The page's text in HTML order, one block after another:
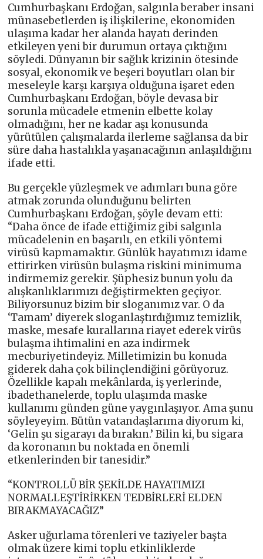
Cumhurbaşkanı Erdoğan, salgınla beraber insani
münasebetlerden iş ilişkilerine, ekonomiden
ulaşıma kadar her alanda hayatı derinden
etkileyen yeni bir durumun ortaya çıktığını
söyledi. Dünyanın bir sağlık krizinin ötesinde
sosyal, ekonomik ve beşeri boyutları olan bir
meseleyle karşı karşıya olduğuna işaret eden
Cumhurbaşkanı Erdoğan, böyle devasa bir
sorunla mücadele etmenin elbette kolay
olmadığını, her ne kadar aşı konusunda
yürütülen çalışmalarda ilerleme sağlansa da bir
süre daha hastalıkla yaşanacağının anlaşıldığını
ifade etti.
Bu gerçekle yüzleşmek ve adımları buna göre
atmak zorunda olunduğunu belirten
Cumhurbaşkanı Erdoğan, şöyle devam etti:
“Daha önce de ifade ettiğimiz gibi salgınla
mücadelenin en başarılı, en etkili yöntemi
virüsü kapmamaktır. Günlük hayatımızı idame
ettirirken virüsün bulaşma riskini minimuma
indirmemiz gerekir. Şüphesiz bunun yolu da
alışkanlıklarımızı değiştirmekten geçiyor.
Biliyorsunuz bizim bir sloganımız var. O da
‘Tamam’ diyerek sloganlaştırdığımız temizlik,
maske, mesafe kurallarına riayet ederek virüs
bulaşma ihtimalini en aza indirmek
mecburiyetindeyiz. Milletimizin bu konuda
giderek daha çok bilinçlendiğini görüyoruz.
Özellikle kapalı mekânlarda, iş yerlerinde,
ibadethanelerde, toplu ulaşımda maske
kullanımı günden güne yaygınlaşıyor. Ama şunu
söyleyeyim. Bütün vatandaşlarıma diyorum ki,
‘Gelin şu sigarayı da bırakın.’ Bilin ki, bu sigara
da koronanın bu noktada en önemli
etkenlerinden bir tanesidir.”
“KONTROLLÜ BİR ŞEKİLDE HAYATIMIZI
NORMALLEŞTİRİRKEN TEDBİRLERİ ELDEN
BIRAKMAYACAĞIZ”
Asker uğurlama törenleri ve taziyeler başta
olmak üzere kimi toplu etkinliklerde